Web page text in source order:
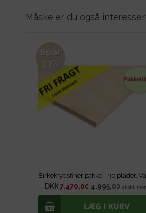
Måske er du også
Spar
33%
DKK7.470,00 4.995,00 ekskl.